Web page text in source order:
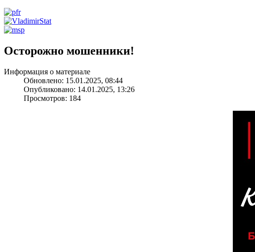
Осторожно мошенники!
Информация о материале
Обновлено: 15.01.2025, 08:44
Опубликовано: 14.01.2025, 13:26
Просмотров: 184